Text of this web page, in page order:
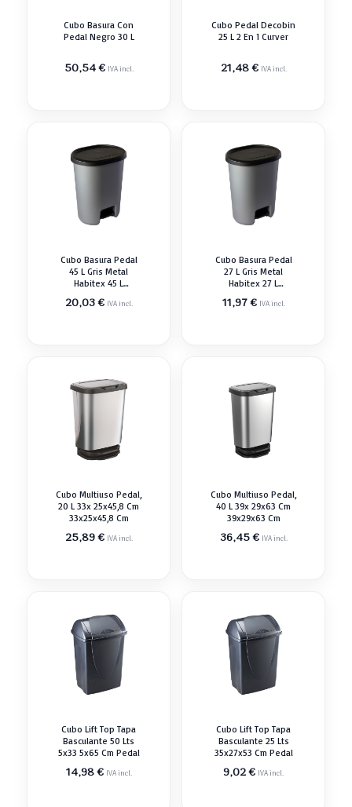
Cubo Basura Con
Pedal Negro 30 L
50,54€ IVA incl.
Cubo Pedal Decobin
25 L 2 En 1 Curver
21,48€ IVA incl.
Cubo Basura Pedal
45 L Gris Metal
Habitex 45 L
20,03€ IVA incl.
Cubo Basura Pedal
27 L Gris Metal
Habitex 27 L
11,97€ IVA incl.
Cubo Multiuso Pedal,
20 L 33x 25x45,8 Cm
33x25x45,8 Cm
25,89€ IVA incl.
Cubo Multiuso Pedal,
40 L 39x 29x63 Cm
39x29x63 Cm
36,45€ IVA incl.
Cubo Lift Top Tapa
Basculante 50 Lts
5x33 5x65 Cm Pedal
14,98€ IVA incl.
Cubo Lift Top Tapa
Basculante 25 Lts
35x27x53 Cm Pedal
9,02€ IVA incl.